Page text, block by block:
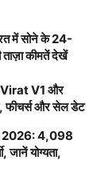
में सोने के 24-
कीमतें देखें
Virat V1 और
फीचर्स और सेल डेट
2026: 4,098
जानें योग्यता,